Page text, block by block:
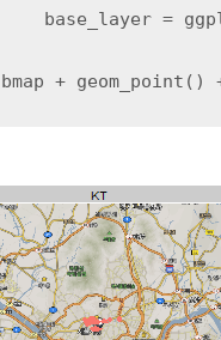
base_layer =